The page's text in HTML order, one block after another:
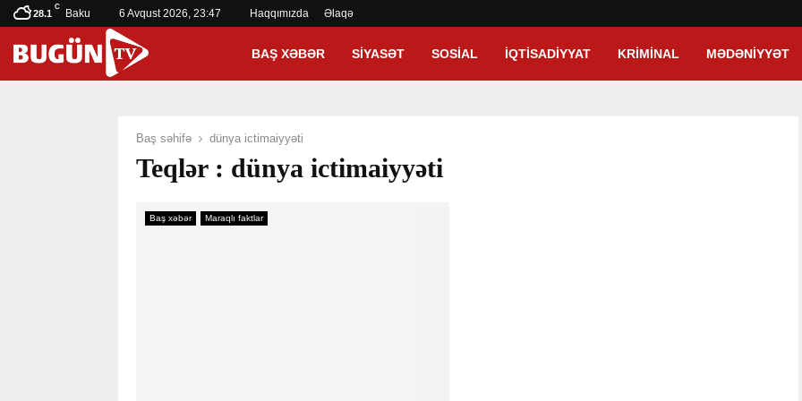
28.1
C
Baku 6 Avqust 2026, 23:47 Haqqımızda Əlaqə
BAŞ XƏBƏR SIYASƏT SOSIAL İQTISADIYYAT KRIMINAL MƏDƏNIYYƏT
Baş səhifə dünya ictimaiyyəti
Teqlər : dünya ictimaiyyəti
Baş xəbər Maraqlı faktlar